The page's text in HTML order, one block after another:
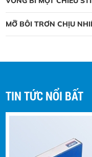
MỠ BÔI TRƠN CHỊU
TIN TỨC NỔI BẤT